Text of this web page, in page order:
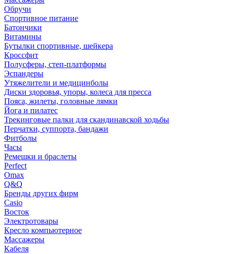
Обручи
Спортивное питание
Батончики
Витамины
Бутылки спортивные, шейкера
Кроссфит
Полусферы, степ-платформы
Эспандеры
Утяжелители и медицинболы
Диски здоровья, упоры, колеса для пресса
Пояса, жилеты, головные лямки
Йога и пилатес
Трекинговые палки для скандинавской ходьбы
Перчатки, суппорта, бандажи
Фитболы
Часы
Ремешки и браслеты
Perfect
Omax
Q&Q
Бренды других фирм
Casio
Восток
Электротовары
Кресло компьютерное
Массажеры
Кабеля